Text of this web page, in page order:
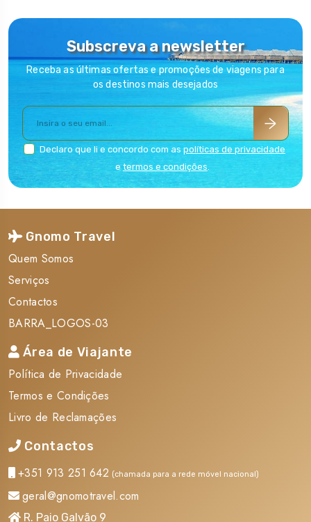
Subscreva a newsletter
Receba as últimas ofertas e promoções de viagens para
os destinos mais desejados
Declaro que li e concordo com as políticas de privacidade
e termos e condições
Gnomo Travel
Quem Somos
Serviços
Contactos
BARRA_LOGOS-03
Área de Viajante
Política de Privacidade
Termos e Condições
Livro de Reclamações
Contactos
+351 913 251 642 (chamada para a rede móvel nacional)
geral@gnomotravel.com
R. Paio Galvão 9